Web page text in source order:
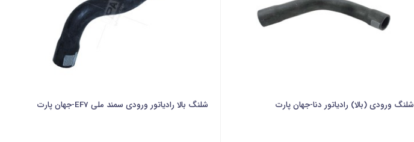
شلنگ ورودی (بالا) رادیاتور دنا-جهان پارت شلنگ بالا رادیاتور ورودی سمند ملی EF7-جهان پارت